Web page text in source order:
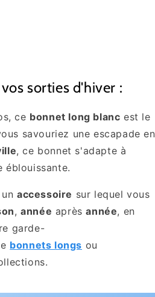
sorties d'hiver :
ce bonnet long blanc est le
savouriez une escapade en
, ce bonnet s'adapte à
éblouissante.
accessoire sur lequel vous
,année aprèsannée, en
garde-
bonnets longs ou